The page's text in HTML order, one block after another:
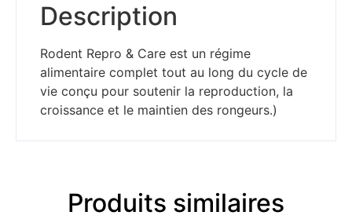
Description
Rodent Repro & Care est un régime
alimentaire complet tout au long du cycle de
vie conçu pour soutenir la reproduction, la
croissance et le maintien des rongeurs.)
Produits similaires